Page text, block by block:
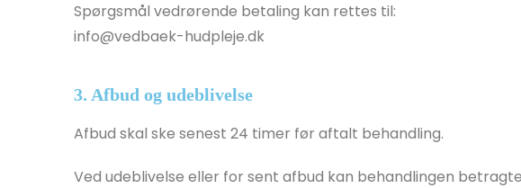
Spørgsmål vedrørende betaling kan rettes til:
info@vedbaek-hudpleje.dk
3. Afbud og udeblivelse
Afbud skal ske senest 24 timer før aftalt behandling.
Ved udeblivelse eller for sent afbud kan behandlingen